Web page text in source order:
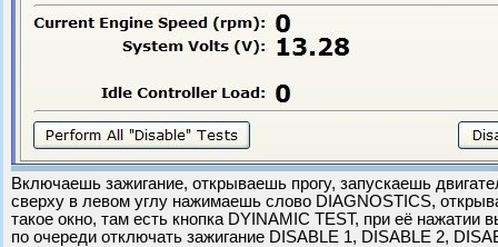
Включаешь зажигание, открываешь прогу, запускаешь
сверху в левом углу нажимаешь слово DIAGNOSTICS,
такое окно, там есть кнопка DYINAMIC TEST, при её
по очереди отключать зажигание DISABLE 1, DISABLE 2,